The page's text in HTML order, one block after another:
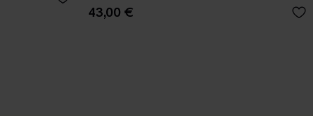
43,00 €